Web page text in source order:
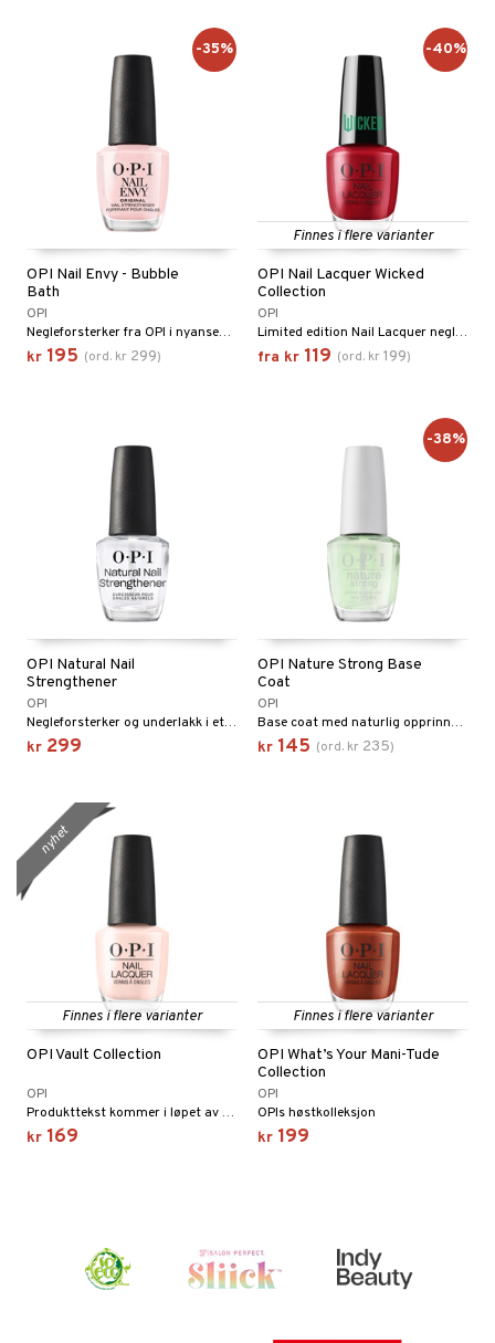
OPI Nail Envy - Bubble
Bath
OPI
Negleforsterker fra OPI i nyansen Bubble Bath
kr 195 (ord. kr 299)
-35%
Finnes i flere varianter
OPI Nail Lacquer Wicked
Collection
OPI
Limited edition Nail Lacquer neglelakk fra OPI med inspirasjon fra filmen Wicked
fra kr 119 (ord. kr 199)
-40%
OPI Natural Nail
Strengthener
OPI
Negleforsterker og underlakk i ett fra OPI
kr 299
OPI Nature Strong Base
Coat
OPI
Base coat med naturlig opprinnelse fra OPI
kr 145 (ord. kr 235)
-38%
Finnes i flere varianter
OPI Vault Collection
OPI
Produkttekst kommer i løpet av kort tid
kr 169
nyhet
Finnes i flere varianter
OPI What’s Your Mani-Tude
Collection
OPI
OPIs høstkolleksjon
kr 199